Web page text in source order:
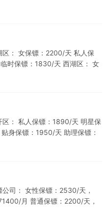
： 女保镖：2200/天 私人保
时保镖：1830/天 西湖区： 女
： 私人保镖：1890/天 明星保
身保镖：1950/天 助理保镖：
司： 女性保镖：2530/天，
月 普通保镖：2200/天，